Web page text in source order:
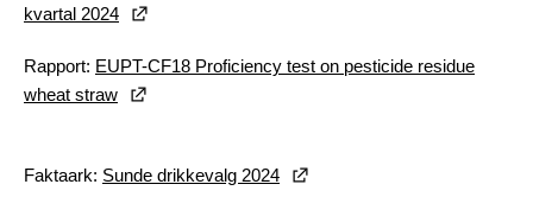
kvartal 2024
Rapport: EUPT-CF18 Proficiency test on pesticide residue
wheat straw
Faktaark: Sunde drikkevalg 2024